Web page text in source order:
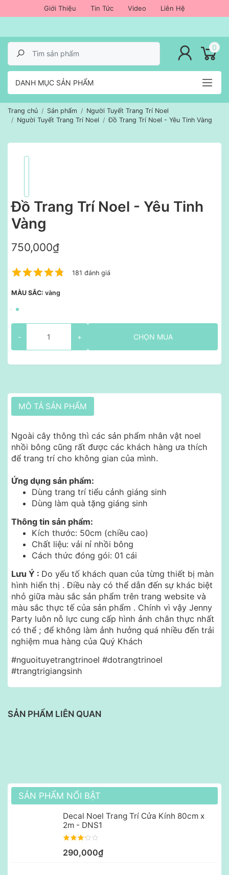
Giới Thiệu Tin Tức Video Liên Hệ
DANH MỤC SẢN PHẨM
0
Trang chủ Sản phẩm
Người Tuyết Trang Trí Noel
Người Tuyết Trang Trí Noel
Đồ Trang Trí Noel - Yêu Tinh Vàng
Đồ Trang Trí Noel - Yêu Tinh
Vàng
750,000₫
181 đánh giá
MÀU SẮC: vàng
- + CHỌN MUA
MÔ TẢ SẢN PHẨM
Ngoài cây thông thì các sản phẩm nhân vật noel
nhồi bông cũng rất được các khách hàng ưa thích
để trang trí cho không gian của mình.
Ứng dụng sản phẩm:
Dùng trang trí tiểu cảnh giáng sinh
Dùng làm quà tặng giáng sinh
Thông tin sản phẩm:
Kích thước: 50cm (chiều cao)
Chất liệu: vải nỉ nhồi bông
Cách thức đóng gói: 01 cái
Lưu Ý : Do yếu tố khách quan của từng thiết bị màn
hình hiển thị . Điều này có thể dẫn đến sự khác biệt
nhỏ giữa màu sắc sản phẩm trên trang website và
màu sắc thực tế của sản phẩm . Chính vì vậy Jenny
Party luôn nỗ lực cung cấp hình ảnh chân thực nhất
có thể ; để không làm ảnh hưởng quá nhiều đến trải
nghiệm mua hàng của Quý Khách
#nguoituyetrangtrinoel #dotrangtrinoel
#trangtrigiangsinh
SẢN PHẨM LIÊN QUAN
SẢN PHẨM NỔI BẬT
Decal Noel Trang Trí Cửa Kính 80cm x
2m - DNS1
290,000₫